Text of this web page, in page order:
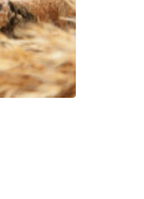
produit